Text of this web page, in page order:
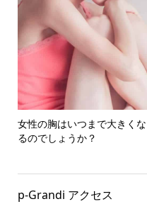
女性の胸はいつまで大きくな
るのでしょうか？
p-Grandi アクセス